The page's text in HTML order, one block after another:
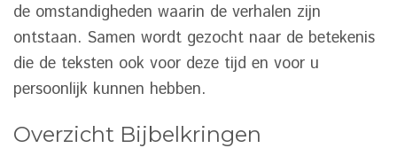
de omstandigheden waarin de verhalen zijn
ontstaan. Samen wordt gezocht naar de betekenis
die de teksten ook voor deze tijd en voor u
persoonlijk kunnen hebben.
Overzicht Bijbelkringen